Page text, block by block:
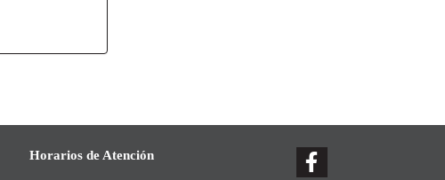
Horarios de Atención